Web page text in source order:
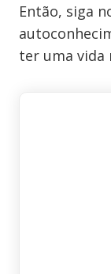
Então, siga
ter uma vida